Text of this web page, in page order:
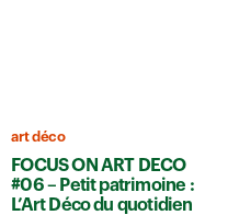
art déco
FOCUS ON ART DECO
#06 – Petit patrimoine :
L’Art Déco du quotidien